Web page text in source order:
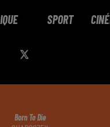
SPORT
Born To Die